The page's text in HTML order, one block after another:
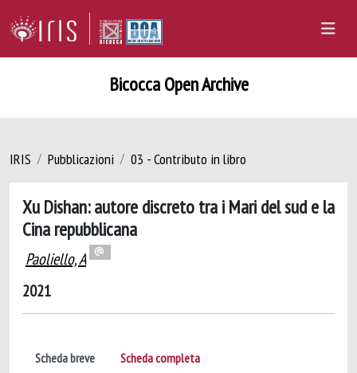
Bicocca Open Archive
IRIS Pubblicazioni 03 - Contributo in libro
Xu Dishan: autore discreto tra i Mari del sud e la
Cina repubblicana
Paoliello, A
2021
Scheda breve Scheda completa